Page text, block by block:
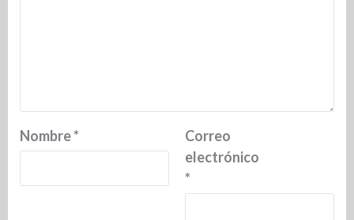
Nombre*
Correo
electrónico
*